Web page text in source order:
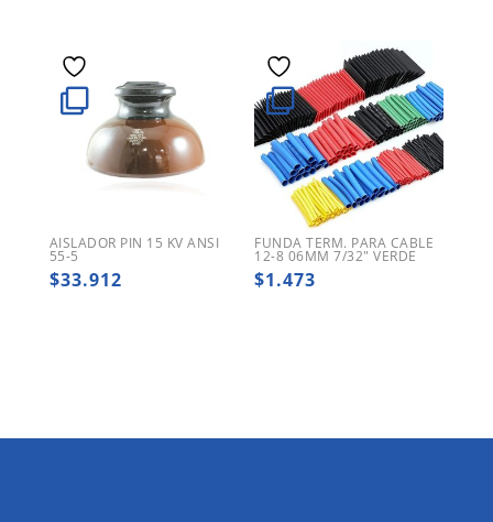
AISLADOR PIN 15 KV ANSI
55-5
$33.912
FUNDA TERM. PARA CABLE
12-8 06MM 7/32″ VERDE
$1.473